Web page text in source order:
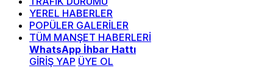
YEREL HABERLER
POPÜLER GALERİLER
TÜM MANŞET HABERLERİ
WhatsApp İhbar Hattı
GİRİŞ YAP ÜYE OL